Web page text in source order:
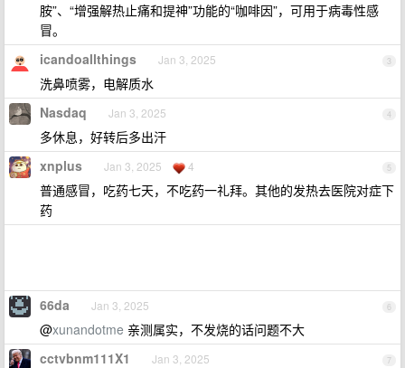
胺”、“增强解热止痛和提神”功能的“咖啡因”，可用于病毒性感
冒。
3
icandoallthings Jan 3, 2025
洗鼻喷雾，电解质水
4
Nasdaq Jan 3, 2025
多休息，好转后多出汗
5
xnplus Jan 3, 2025 4
普通感冒，吃药七天，不吃药一礼拜。其他的发热去医院对症下
药
6
66da Jan 3, 2025
@xunandotme 亲测属实，不发烧的话问题不大
7
cctvbnm111X1 Jan 3, 2025